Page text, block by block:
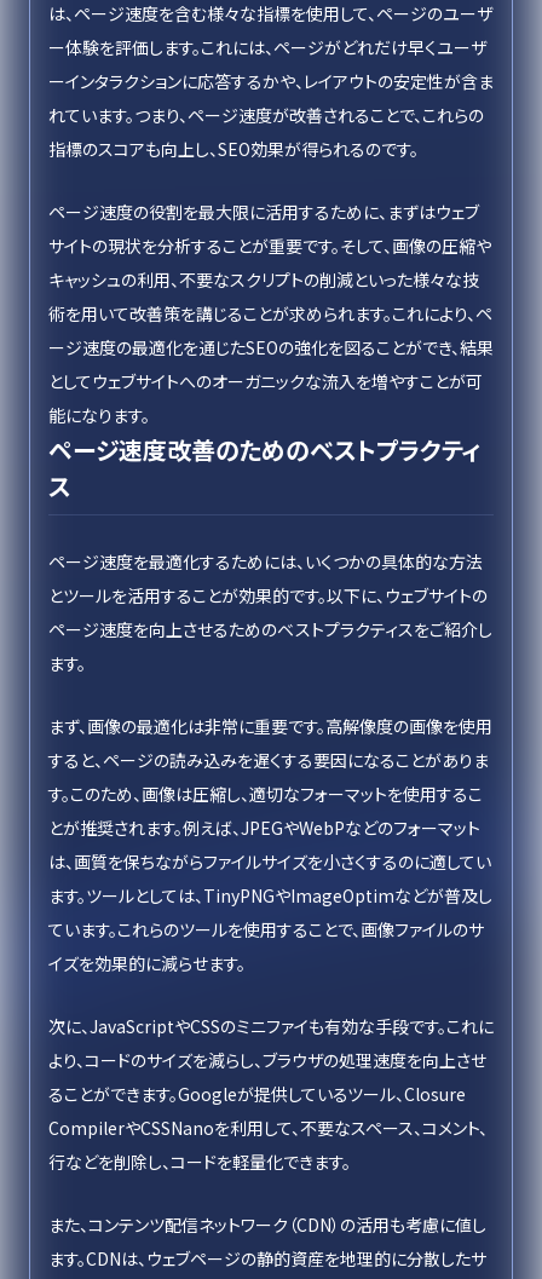
は、ページ速度を含む様々な指標を使用して、ページのユーザ
ー体験を評価します。これには、ページがどれだけ早くユーザ
ーインタラクションに応答するかや、レイアウトの安定性が含ま
れています。つまり、ページ速度が改善されることで、これらの
指標のスコアも向上し、SEO効果が得られるのです。
ページ速度の役割を最大限に活用するために、まずはウェブ
サイトの現状を分析することが重要です。そして、画像の圧縮や
キャッシュの利用、不要なスクリプトの削減といった様々な技
術を用いて改善策を講じることが求められます。これにより、ペ
ージ速度の最適化を通じたSEOの強化を図ることができ、結果
としてウェブサイトへのオーガニックな流入を増やすことが可
能になります。
ページ速度改善のためのベストプラクティ
ス
ページ速度を最適化するためには、いくつかの具体的な方法
とツールを活用することが効果的です。以下に、ウェブサイトの
ページ速度を向上させるためのベストプラクティスをご紹介し
ます。
まず、画像の最適化は非常に重要です。高解像度の画像を使用
すると、ページの読み込みを遅くする要因になることがありま
す。このため、画像は圧縮し、適切なフォーマットを使用するこ
とが推奨されます。例えば、JPEGやWebPなどのフォーマット
は、画質を保ちながらファイルサイズを小さくするのに適してい
ます。ツールとしては、TinyPNGやImageOptimなどが普及し
ています。これらのツールを使用することで、画像ファイルのサ
イズを効果的に減らせます。
次に、JavaScriptやCSSのミニファイも有効な手段です。これに
より、コードのサイズを減らし、ブラウザの処理速度を向上させ
ることができます。Googleが提供しているツール、Closure
CompilerやCSSNanoを利用して、不要なスペース、コメント、
行などを削除し、コードを軽量化できます。
また、コンテンツ配信ネットワーク（CDN）の活用も考慮に値し
ます。CDNは、ウェブページの静的資産を地理的に分散したサ